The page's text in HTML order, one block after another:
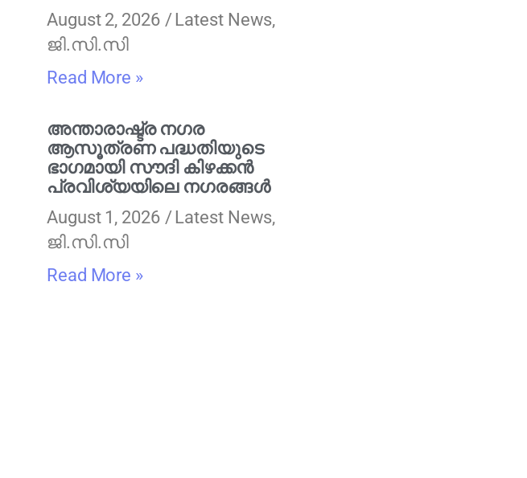
August 2, 2026
Latest News,
ജി.സി.സി
Read More »
അന്താരാഷ്ട്ര നഗര
ആസൂത്രണ പദ്ധതിയുടെ
ഭാഗമായി സൗദി കിഴക്കൻ
പ്രവിശ്യയിലെ നഗരങ്ങൾ
August 1, 2026
Latest News,
ജി.സി.സി
Read More »